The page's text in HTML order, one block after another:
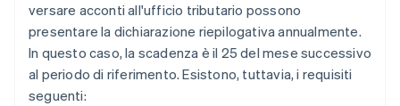
versare acconti all'ufficio tributario possono
presentare la dichiarazione riepilogativa annualmente.
In questo caso, la scadenza è il 25 del mese successivo
al periodo di riferimento. Esistono, tuttavia, i requisiti
seguenti: